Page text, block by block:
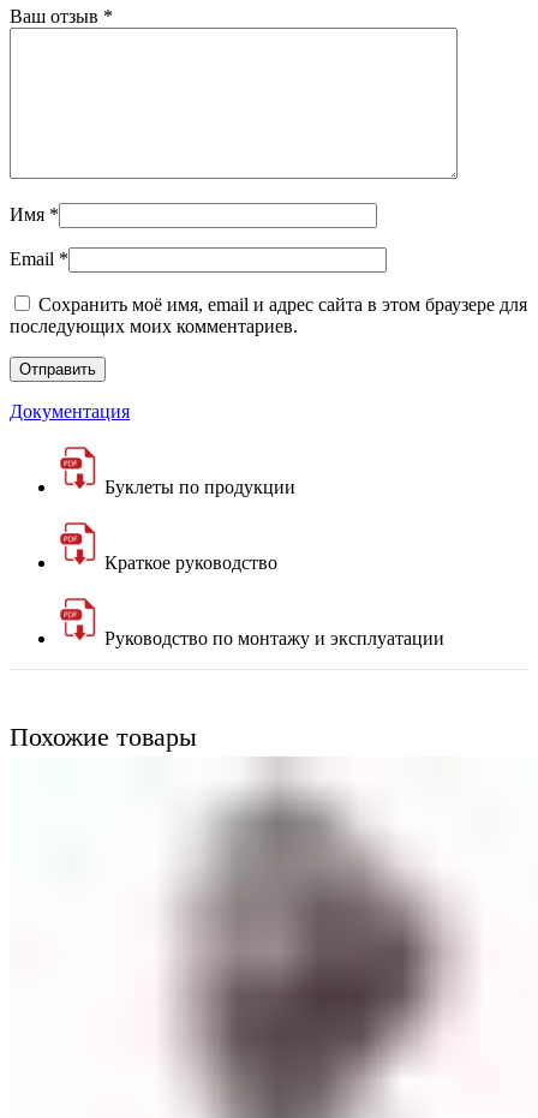
Ваш отзыв *
Имя *
Email *
Сохранить моё имя, email и адрес сайта в этом браузере для
последующих моих комментариев.
Документация
Буклеты по продукции
Краткое руководство
Руководство по монтажу и эксплуатации
Похожие товары